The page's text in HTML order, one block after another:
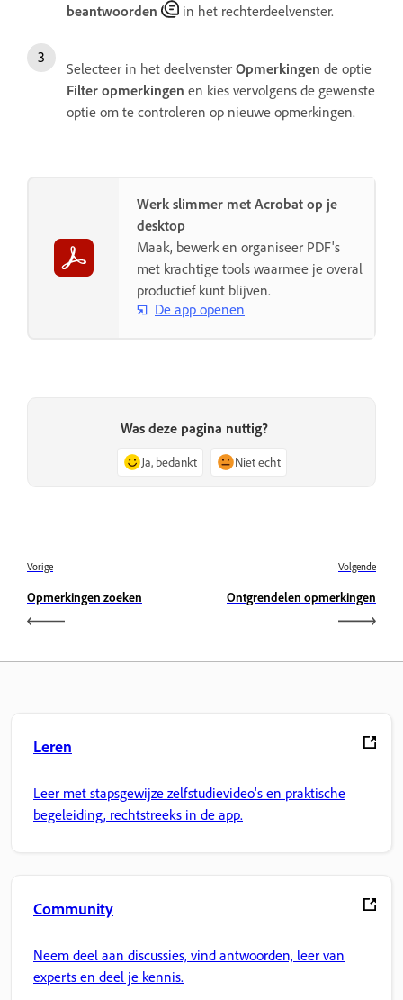
beantwoorden
in het rechterdeelvenster.
Selecteer in het deelvenster Opmerkingen de optie
Filter opmerkingen en kies vervolgens de gewenste
optie om te controleren op nieuwe opmerkingen.
Werk slimmer met Acrobat op je
desktop
Maak, bewerk en organiseer PDF's
met krachtige tools waarmee je overal
productief kunt blijven.
De app openen
Was deze pagina nuttig?
Ja, bedankt Niet echt
Vorige
Opmerkingen zoeken
Volgende
Ontgrendelen opmerkingen
Leren
Leer met stapsgewijze zelfstudievideo's en praktische
begeleiding, rechtstreeks in de app.
Community
Neem deel aan discussies, vind antwoorden, leer van
experts en deel je kennis.